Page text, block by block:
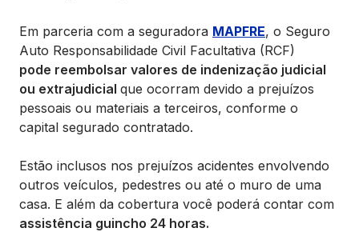
Em parceria com a seguradora MAPFRE, o Seguro
Auto Responsabilidade Civil Facultativa (RCF)
pode reembolsar valores de indenização judicial
ou extrajudicial que ocorram devido a prejuízos
pessoais ou materiais a terceiros, conforme o
capital segurado contratado.
Estão inclusos nos prejuízos acidentes envolvendo
outros veículos, pedestres ou até o muro de uma
casa. E além da cobertura você poderá contar com
assistência guincho 24 horas.